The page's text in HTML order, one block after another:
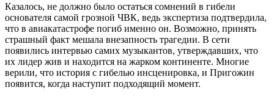
Казалось, не должно было остаться сомнений в гибели
основателя самой грозной ЧВК, ведь экспертиза подтвердила,
что в авиакатастрофе погиб именно он. Возможно, принять
страшный факт мешала внезапность трагедии. В сети
появились интервью самих музыкантов, утверждавших, что
их лидер жив и находится на жарком континенте. Многие
верили, что история с гибелью инсценировка, и Пригожин
появится, когда наступит подходящий момент.